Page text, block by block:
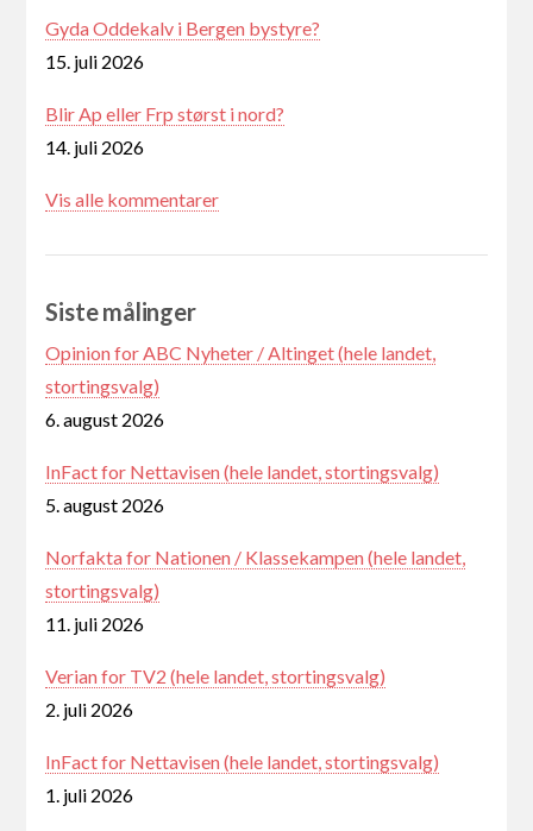
Gyda Oddekalv i Bergen bystyre?
15. juli 2026
Blir Ap eller Frp størst i nord?
14. juli 2026
Vis alle kommentarer
Siste målinger
Opinion for ABC Nyheter / Altinget (hele landet,
stortingsvalg)
6. august 2026
InFact for Nettavisen (hele landet, stortingsvalg)
5. august 2026
Norfakta for Nationen / Klassekampen (hele landet,
stortingsvalg)
11. juli 2026
Verian for TV2 (hele landet, stortingsvalg)
2. juli 2026
InFact for Nettavisen (hele landet, stortingsvalg)
1. juli 2026